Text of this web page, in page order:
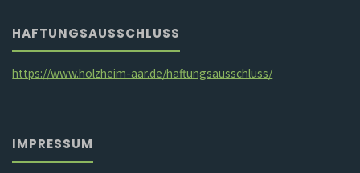
HAFTUNGSAUSSCHLUSS
https://www.holzheim-aar.de/haftungsausschluss/
IMPRESSUM